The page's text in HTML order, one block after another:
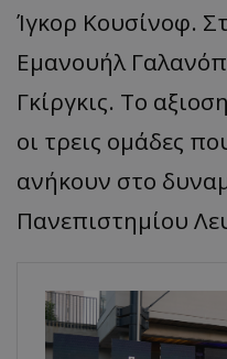
Ίγκορ Κουσίνοφ.
Εμανουήλ
Γκίργκις. Το
οι τρεις ομάδες
ανήκουν στο
Πανεπιστημίου